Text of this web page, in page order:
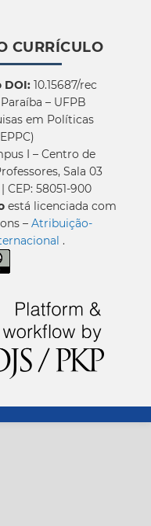
CURRÍCULO
DOI:10.15687/rec
– UFPB
em Políticas
I – Centro de
Sala 03
CEP: 58051-900
está licenciada com
– Atribuição-
.